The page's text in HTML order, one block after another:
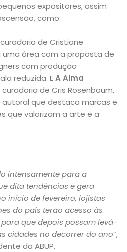
expositores, assim
como:
de Cristiane
uma área com a proposta de
com produção
reduzida. EA Alma
de Cris Rosenbaum,
autoral que destaca marcas e
que valorizam a arte e a
intensamente para a
dita tendências e gera
início de fevereiro, lojistas
do país terão acesso às
que depois possam levá-
cidades no decorrer do ano”,
da ABUP.